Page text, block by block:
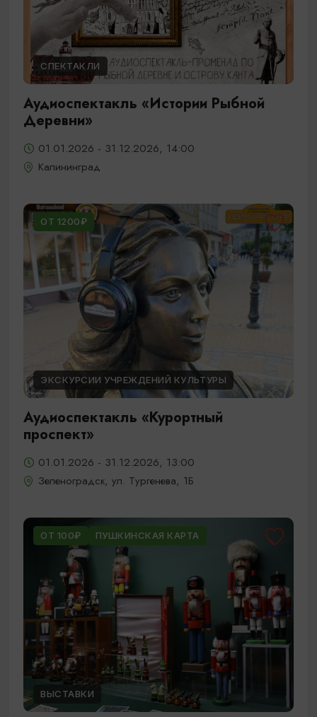
СПЕКТАКЛИ
Аудиоспектакль «Истории Рыбной
Деревни»
01.01.2026 - 31.12.2026, 14:00
Калининград
ОТ 1200₽
ЭКСКУРСИИ УЧРЕЖДЕНИЙ КУЛЬТУРЫ
Аудиоспектакль «Курортный
проспект»
01.01.2026 - 31.12.2026, 13:00
Зеленоградск, ул. Тургенева, 1Б
ОТ 100₽ ПУШКИНСКАЯ КАРТА
ВЫСТАВКИ